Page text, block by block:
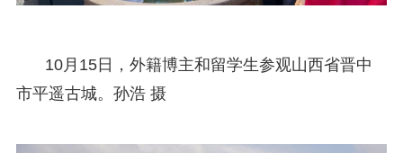
10月15日，外籍博主和留学生参观山西省晋中
市平遥古城。孙浩 摄